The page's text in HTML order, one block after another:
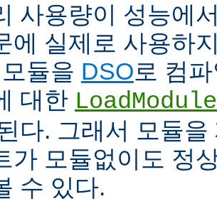
사용량이 성능에
에 실제로 사용하
듈을 DSO로 컴
대한 LoadModule
다. 그래서 모듈
가 모듈없이도 정
수 있다.